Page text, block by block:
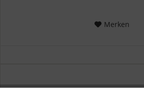
Merken